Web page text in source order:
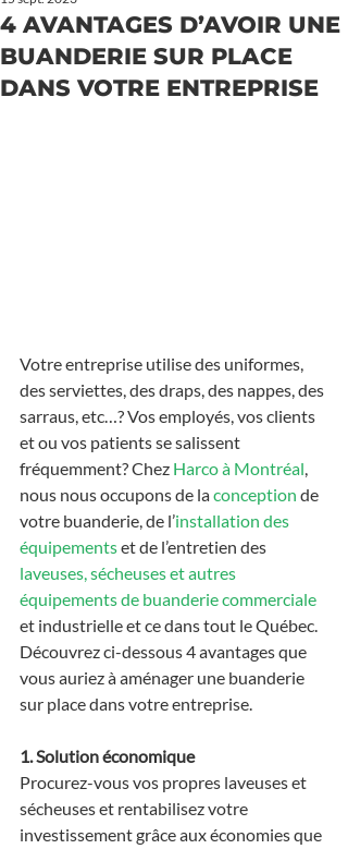
4 AVANTAGES D’AVOIR UNE
BUANDERIE SUR PLACE
DANS VOTRE ENTREPRISE
Votre entreprise utilise des uniformes,
des serviettes, des draps, des nappes, des
sarraus, etc…? Vos employés, vos clients
et ou vos patients se salissent
fréquemment? Chez Harco à Montréal,
nous nous occupons de la conception de
votre buanderie, de l’installation des
équipements et de l’entretien des
laveuses, sécheuses et autres
équipements de buanderie commerciale
et industrielle et ce dans tout le Québec.
Découvrez ci-dessous 4 avantages que
vous auriez à aménager une buanderie
sur place dans votre entreprise.
1. Solution économique
Procurez-vous vos propres laveuses et
sécheuses et rentabilisez votre
investissement grâce aux économies que